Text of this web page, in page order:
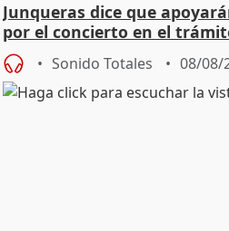
Junqueras dice que
por el concierto en el
Sonido Totales 08/08/